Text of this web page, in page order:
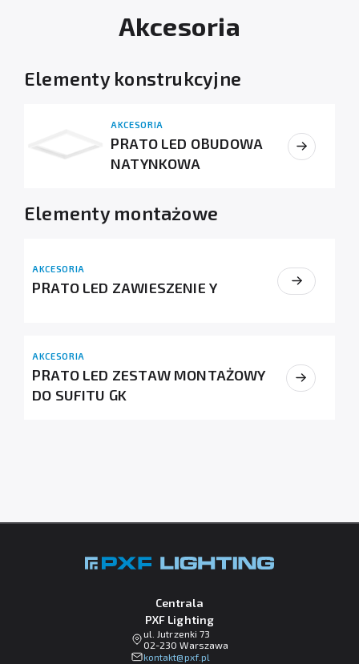
Akcesoria
Elementy konstrukcyjne
AKCESORIA
PRATO LED OBUDOWA
NATYNKOWA
Elementy montażowe
AKCESORIA
PRATO LED ZAWIESZENIE Y
AKCESORIA
PRATO LED ZESTAW MONTAŻOWY
DO SUFITU GK
Centrala
PXF Lighting
ul. Jutrzenki 73
02-230 Warszawa
lp.fxp@tkatnok